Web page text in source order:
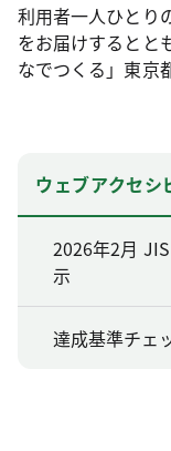
利用者一人ひとり
をお届けするとと
なでつくる」東京
ウェブアクセシ
2026年2月
示
達成基準チェ